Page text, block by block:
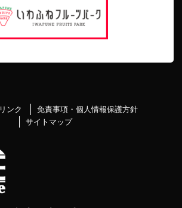
リンク
免責事項・個人情報保護方針
サイトマップ